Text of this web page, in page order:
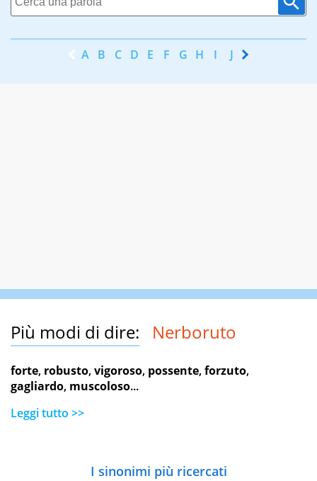
A B C D E F G H I J K
Più modi di dire: Nerboruto
forte, robusto,vigoroso, possente,forzuto,
gagliardo, muscoloso...
Leggi tutto >>
I sinonimi più ricercati